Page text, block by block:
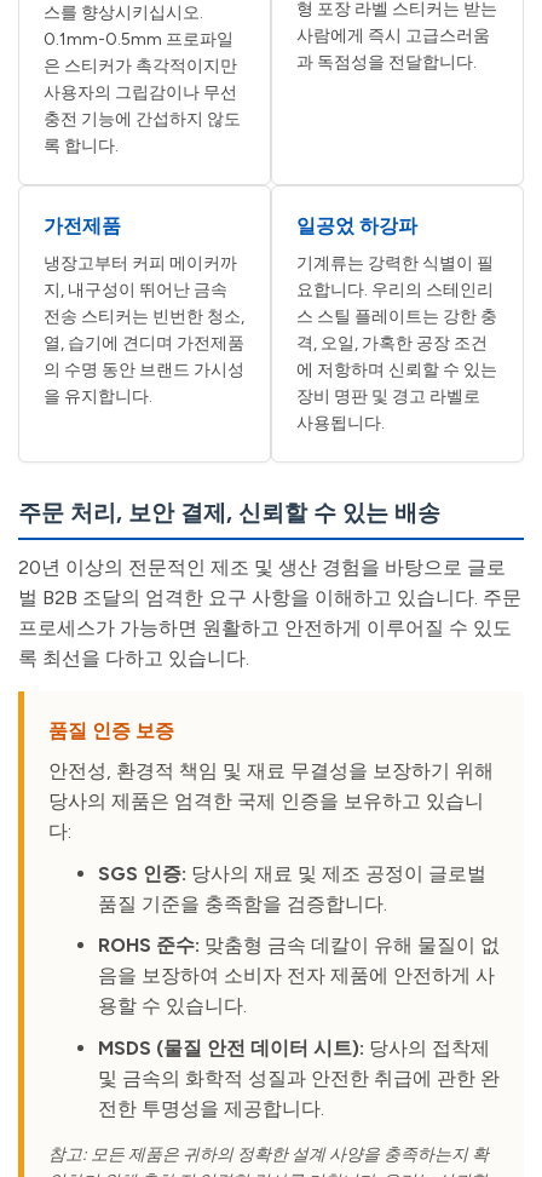
스를 향상시키십시오.
0.1mm-0.5mm 프로파일
은 스티커가 촉각적이지만
사용자의 그립감이나 무선
충전 기능에 간섭하지 않도
록 합니다.
형 포장 라벨 스티커는 받는
사람에게 즉시 고급스러움
과 독점성을 전달합니다.
가전제품
냉장고부터 커피 메이커까
지, 내구성이 뛰어난 금속
전송 스티커는 빈번한 청소,
열, 습기에 견디며 가전제품
의 수명 동안 브랜드 가시성
을 유지합니다.
일공었 하강파
기계류는 강력한 식별이 필
요합니다. 우리의 스테인리
스 스틸 플레이트는 강한 충
격, 오일, 가혹한 공장 조건
에 저항하며 신뢰할 수 있는
장비 명판 및 경고 라벨로
사용됩니다.
주문 처리, 보안 결제, 신뢰할 수 있는 배송
20년 이상의 전문적인 제조 및 생산 경험을 바탕으로 글로
벌 B2B 조달의 엄격한 요구 사항을 이해하고 있습니다. 주문
프로세스가 가능하면 원활하고 안전하게 이루어질 수 있도
록 최선을 다하고 있습니다.
품질 인증 보증
안전성, 환경적 책임 및 재료 무결성을 보장하기 위해
당사의 제품은 엄격한 국제 인증을 보유하고 있습니
다:
SGS 인증: 당사의 재료 및 제조 공정이 글로벌
품질 기준을 충족함을 검증합니다.
ROHS 준수: 맞춤형 금속 데칼이 유해 물질이 없
음을 보장하여 소비자 전자 제품에 안전하게 사
용할 수 있습니다.
MSDS (물질 안전 데이터 시트): 당사의 접착제
및 금속의 화학적 성질과 안전한 취급에 관한 완
전한 투명성을 제공합니다.
참고: 모든 제품은 귀하의 정확한 설계 사양을 충족하는지 확